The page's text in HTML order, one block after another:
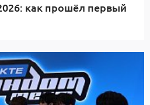
как прошёл первый